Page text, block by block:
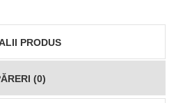
PRODUS
(0)